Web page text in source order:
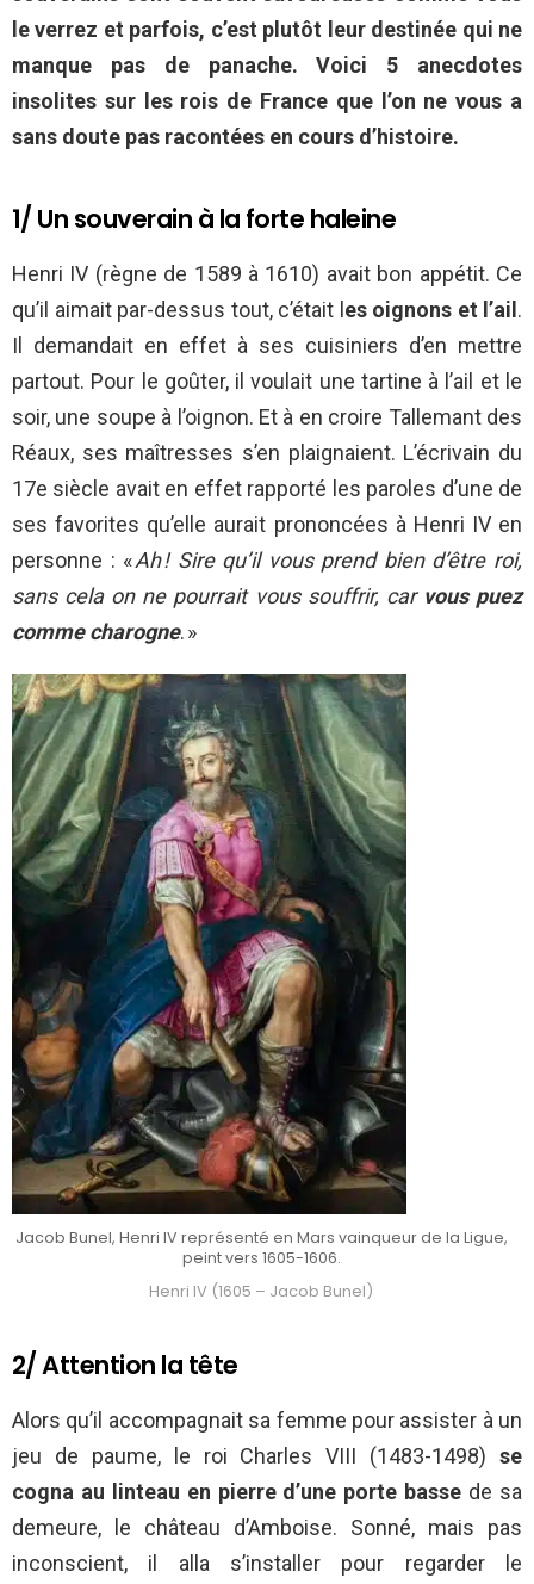
le verrez et parfois, c’est plutôt leur destinée qui ne
manque pas de panache. Voici 5 anecdotes
insolites sur les rois de France que l’on ne vous a
sans doute pas racontées en cours d’histoire.
1/ Un souverain à la forte haleine
Henri IV (règne de 1589 à 1610) avait bon appétit. Ce
qu’il aimait par-dessus tout, c’était les oignons et l’ail.
Il demandait en effet à ses cuisiniers d’en mettre
partout. Pour le goûter, il voulait une tartine à l’ail et le
soir, une soupe à l’oignon. Et à en croire Tallemant des
Réaux, ses maîtresses s’en plaignaient. L’écrivain du
17e siècle avait en effet rapporté les paroles d’une de
ses favorites qu’elle aurait prononcées à Henri IV en
personne : «Ah ! Sire qu’il vous prend bien d’être roi,
sans cela on ne pourrait vous souffrir, car vous puez
comme charogne. »
Jacob Bunel, Henri IV représenté en Mars vainqueur de la Ligue,
peint vers 1605-1606.
Henri IV (1605 – Jacob Bunel)
2/ Attention la tête
Alors qu’il accompagnait sa femme pour assister à un
jeu de paume, le roi Charles VIII (1483-1498) se
cogna au linteau en pierre d’une porte basse de sa
demeure, le château d’Amboise. Sonné, mais pas
inconscient, il alla s’installer pour regarder le